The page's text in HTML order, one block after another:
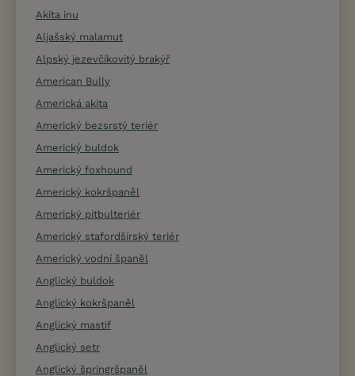
Akita inu
Aljašský malamut
Alpský jezevčíkovitý brakýř
American Bully
Americká akita
Americký bezsrstý teriér
Americký buldok
Americký foxhound
Americký kokršpaněl
Americký pitbulteriér
Americký stafordšírský teriér
Americký vodní španěl
Anglický buldok
Anglický kokršpaněl
Anglický mastif
Anglický setr
Anglický špringršpaněl